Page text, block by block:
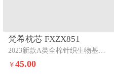
梵希枕芯 FXZX851
2023新款A类全棉针织生物基儿童云朵枕恐龙时代30*50cm（含包装一对枕套
￥ 45.00